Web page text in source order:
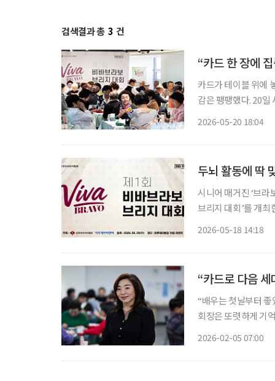
검색결과 총 3 건
“카드 한 장에
카드가 테이블 위에
감은 팽팽했다. 20일 서울 강남구 이투데이빌딩에서 열린 ‘제1회 비바브라보 브리지 대회’ 현
2026-05-20 18:04
두뇌 활동에 딱
시니어 매거진 ‘브라
브리지 대회’를 개최한다. 이번 대회는 2026년 5월 20일 수요일 서울 강남
2026-05-18 14:18
“카드로 다음
“배우는 첫날부터
회장은 또렷하게 기
2026-02-05 07:00